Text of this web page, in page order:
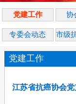
党建工作 协
专委会动态
党建工作
江苏省抗癌协会